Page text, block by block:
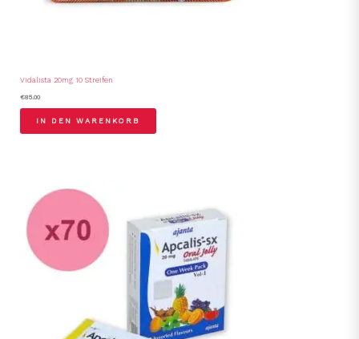
Vidalista 20mg 10 Streifen
€85.00
IN DEN WARENKORB